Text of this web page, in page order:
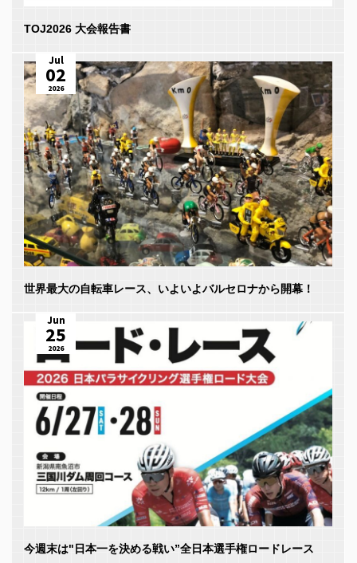
TOJ2026 大会報告書
世界最大の自転車レース、いよいよバルセロナから開幕！
Jul
02
2026
今週末は"日本一を決める戦い”全日本選手権ロードレース
Jun
25
2026